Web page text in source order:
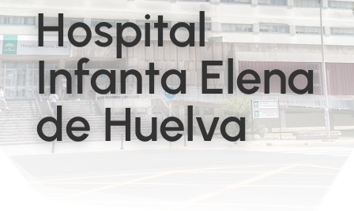
Hospital
Infanta Elena
de Huelva